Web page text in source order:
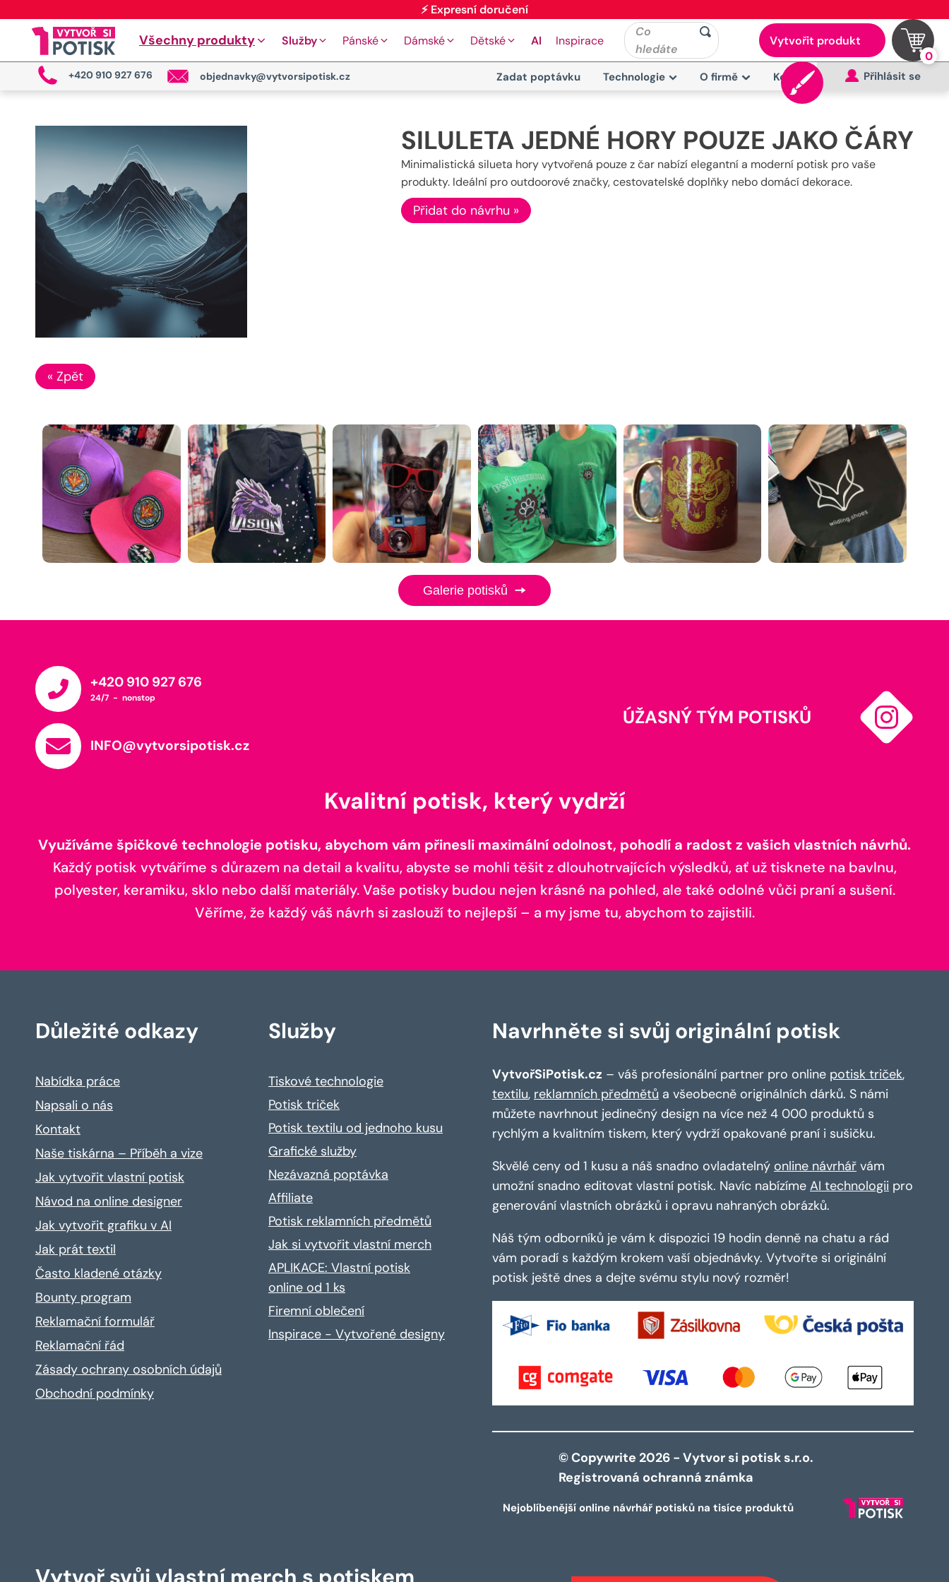
Všechny produkty Služby Pánské Dámské Dětské AI Inspirace
Co
hledáte
Vytvořit produkt
0
+420 910 927 676 objednavky@vytvorsipotisk.cz Zadat poptávku Technologie O firmě Kontakt Přihlásit se
SILULETA JEDNÉ HORY POUZE JAKO ČÁRY
Minimalistická silueta hory vytvořená pouze z čar nabízí elegantní a moderní potisk pro vaše
produkty. Ideální pro outdoorové značky, cestovatelské doplňky nebo domácí dekorace.
Přidat do návrhu »
« Zpět
Galerie potisků
+420 910 927 676
24/7 - nonstop
INFO@vytvorsipotisk.cz
ÚŽASNÝ TÝM POTISKŮ
Kvalitní potisk, který vydrží
Využíváme špičkové technologie potisku, abychom vám přinesli maximální odolnost, pohodlí a radost z vašich vlastních návrhů.
Každý potisk vytváříme s důrazem na detail a kvalitu, abyste se mohli těšit z dlouhotrvajících výsledků, ať už tisknete na bavlnu,
polyester, keramiku, sklo nebo další materiály. Vaše potisky budou nejen krásné na pohled, ale také odolné vůči praní a sušení.
Věříme, že každý váš návrh si zaslouží to nejlepší – a my jsme tu, abychom to zajistili.
Důležité odkazy
Nabídka práce
Napsali o nás
Kontakt
Naše tiskárna – Příběh a vize
Jak vytvořit vlastní potisk
Návod na online designer
Jak vytvořit grafiku v AI
Jak prát textil
Často kladené otázky
Bounty program
Reklamační formulář
Reklamační řád
Zásady ochrany osobních údajů
Obchodní podmínky
Služby
Tiskové technologie
Potisk triček
Potisk textilu od jednoho kusu
Grafické služby
Nezávazná poptávka
Affiliate
Potisk reklamních předmětů
Jak si vytvořit vlastní merch
APLIKACE: Vlastní potisk
online od 1 ks
Firemní oblečení
Inspirace - Vytvořené designy
Navrhněte si svůj originální potisk
VytvořSiPotisk.cz – váš profesionální partner pro online potisk triček,
textilu, reklamních předmětů a všeobecně originálních dárků. S námi
můžete navrhnout jedinečný design na více než 4 000 produktů s
rychlým a kvalitním tiskem, který vydrží opakované praní i sušičku.
Skvělé ceny od 1 kusu a náš snadno ovladatelný online návrhář vám
umožní snadno editovat vlastní potisk. Navíc nabízíme AI technologii pro
generování vlastních obrázků i opravu nahraných obrázků.
Náš tým odborníků je vám k dispozici 19 hodin denně na chatu a rád
vám poradí s každým krokem vaší objednávky. Vytvořte si originální
potisk ještě dnes a dejte svému stylu nový rozměr!
© Copywrite 2026 - Vytvor si potisk s.r.o.
Registrovaná ochranná známka
Nejoblíbenější online návrhář potisků na tisíce produktů